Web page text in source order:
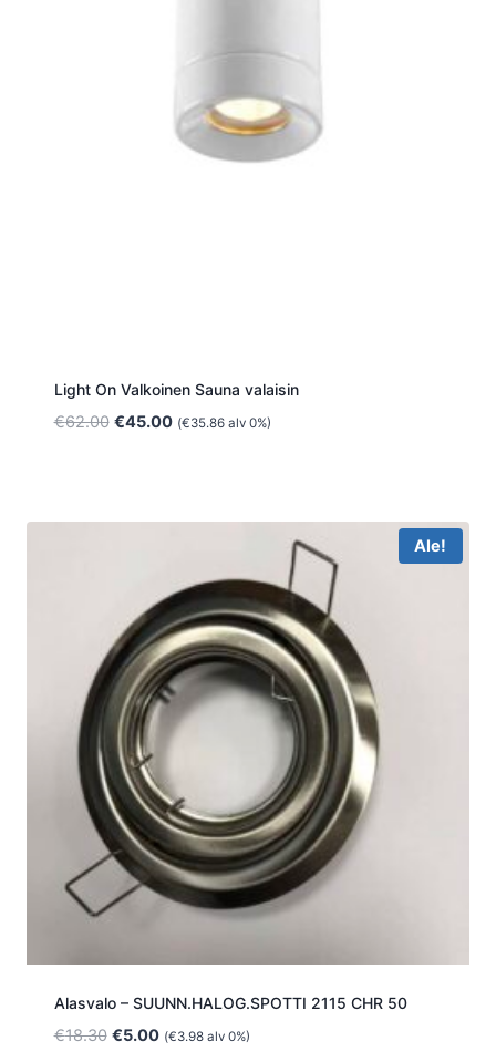
Light On Valkoinen Sauna valaisin
€62.00 Alkuperäinen
€45.00Nykyinen
(€35.86alv 0%)
Ale!
Alasvalo – SUUNN.HALOG.SPOTTI 2115 CHR 50
€18.30 Alkuperäinen
€5.00Nykyinen
(€3.98alv 0%)